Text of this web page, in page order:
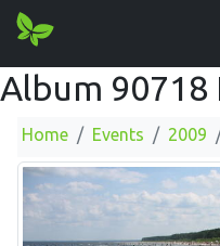
Album 90718
Home Events 2009